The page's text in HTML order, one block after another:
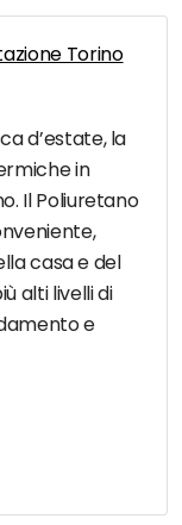
Torino
d’estate, la
in
Il Poliuretano
casa e del
alti livelli di
e